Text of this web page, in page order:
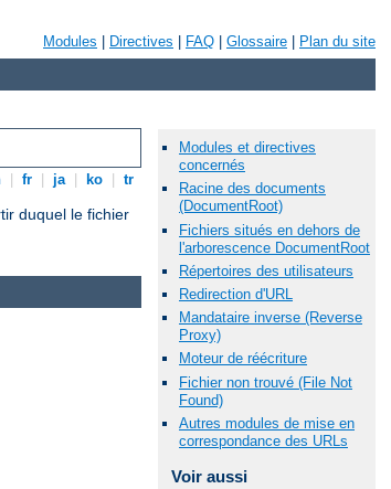
Modules Directives FAQ Glossaire Plan du site
fr ja ko tr
duquel le fichier
Modules et directives
concernés
Racine des documents
(DocumentRoot)
Fichiers situés en dehors de
l'arborescence DocumentRoot
Répertoires des utilisateurs
Redirection d'URL
Mandataire inverse (Reverse
Proxy)
Moteur de réécriture
Fichier non trouvé (File Not
Found)
Autres modules de mise en
correspondance des URLs
Voir aussi